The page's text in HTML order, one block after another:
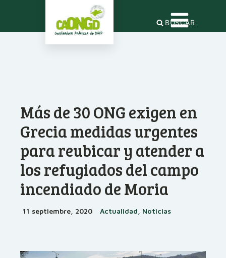
BUSCAR
Más de 30 ONG exigen en
Grecia medidas urgentes
para reubicar y atender a
los refugiados del campo
incendiado de Moria
11 septiembre, 2020 Actualidad, Noticias